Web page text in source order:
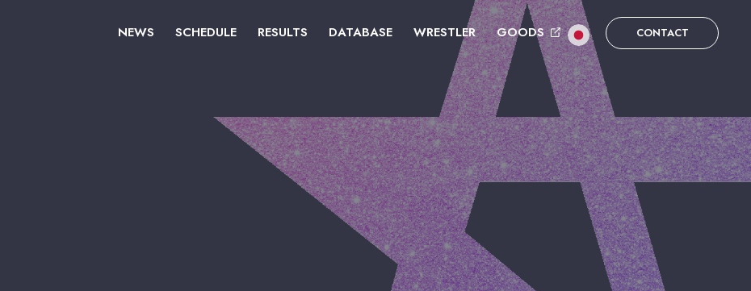
NEWS SCHEDULE RESULTS DATABASE WRESTLER GOODS CONTACT